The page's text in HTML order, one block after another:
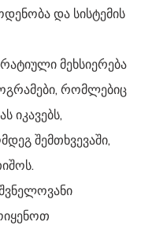
და სისტემის
მეხსიერება
რომლებიც
იკავებს,
შემთხვევაში,